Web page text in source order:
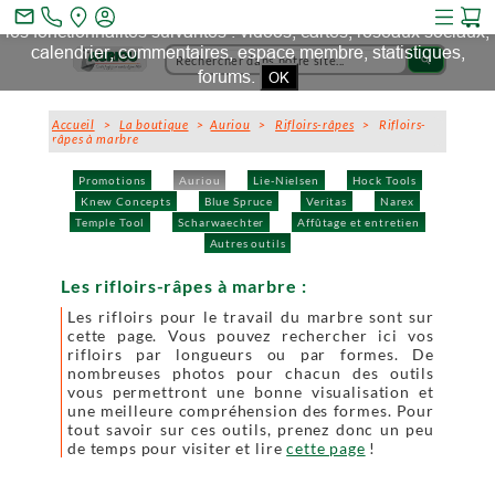
search
Promotions Auriou Lie-Nielsen
Hock Tools
Knew Concepts
Blue Spruce Veritas
Narex
Temple Tool
Scharwaechter
Affûtage et entretien
Autres outils
Accueil >La boutique >Auriou >Rifloirs-râpes > Rifloirs-
râpes à marbre
Les rifloirs-râpes à marbre :
Les rifloirs pour le travail du marbre sont sur
cette page. Vous pouvez rechercher ici vos
rifloirs par longueurs ou par formes. De
nombreuses photos pour chacun des outils
vous permettront une bonne visualisation et
une meilleure compréhension des formes. Pour
tout savoir sur ces outils, prenez donc un peu
de temps pour visiter et lirecette page !
mail_outline
Ce site et des sites tiers qu'il utilise collectent des cookies pour
les fonctionnalités suivantes : vidéos, cartes, réseaux sociaux,
calendrier, commentaires, espace membre, statistiques,
forums. OK